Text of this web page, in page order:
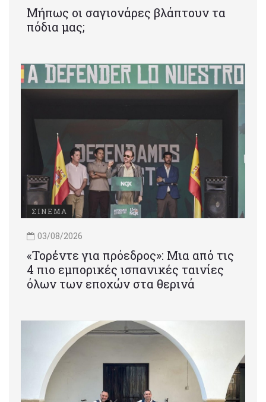
Μήπως οι σαγιονάρες βλάπτουν τα
πόδια μας;
ΣΙΝΕΜΑ
03/08/2026
«Τορέντε για πρόεδρος»: Mια από τις
4 πιο εμπορικές ισπανικές ταινίες
όλων των εποχών στα θερινά